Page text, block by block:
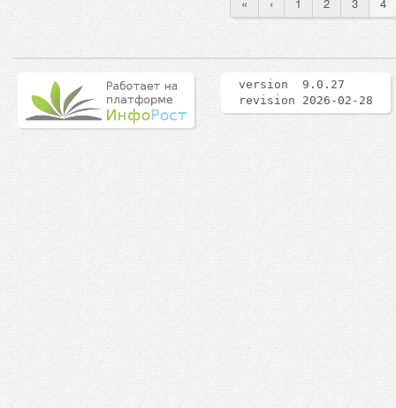
version 9.0.27
revision 2026-02-28